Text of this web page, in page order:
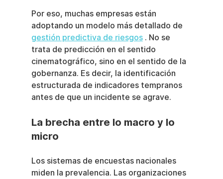
Por eso, muchas empresas están
adoptando un modelo más detallado de
gestión predictiva de riesgos . No se
trata de predicción en el sentido
cinematográfico, sino en el sentido de la
gobernanza. Es decir, la identificación
estructurada de indicadores tempranos
antes de que un incidente se agrave.
La brecha entre lo macro y lo
micro
Los sistemas de encuestas nacionales
miden la prevalencia. Las organizaciones